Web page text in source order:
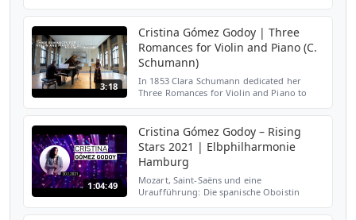
concert was supported by...
3:18
Cristina Gómez Godoy | Three
Romances for Violin and Piano (C.
Schumann)
In 1853 Clara Schumann dedicated her
Three Romances for Violin and Piano to
Gómez Godoy and Fabio ...
1:04:49
Cristina Gómez Godoy – Rising
Stars 2021 | Elbphilharmonie
Hamburg
Mozart, Saint-Saëns und eine
Uraufführung: Die spanische Oboistin